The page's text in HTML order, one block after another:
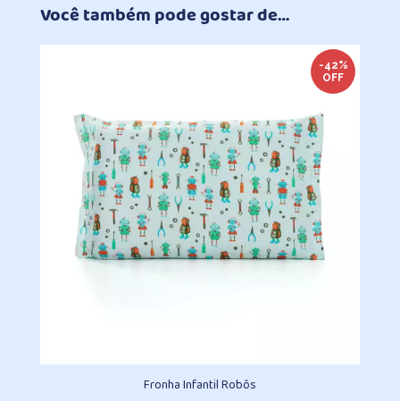
Você também pode gostar de…
-42%
OFF
Fronha Infantil Robôs